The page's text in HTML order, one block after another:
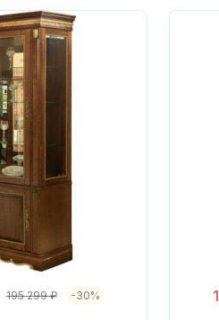
195 299 ₽ -30%